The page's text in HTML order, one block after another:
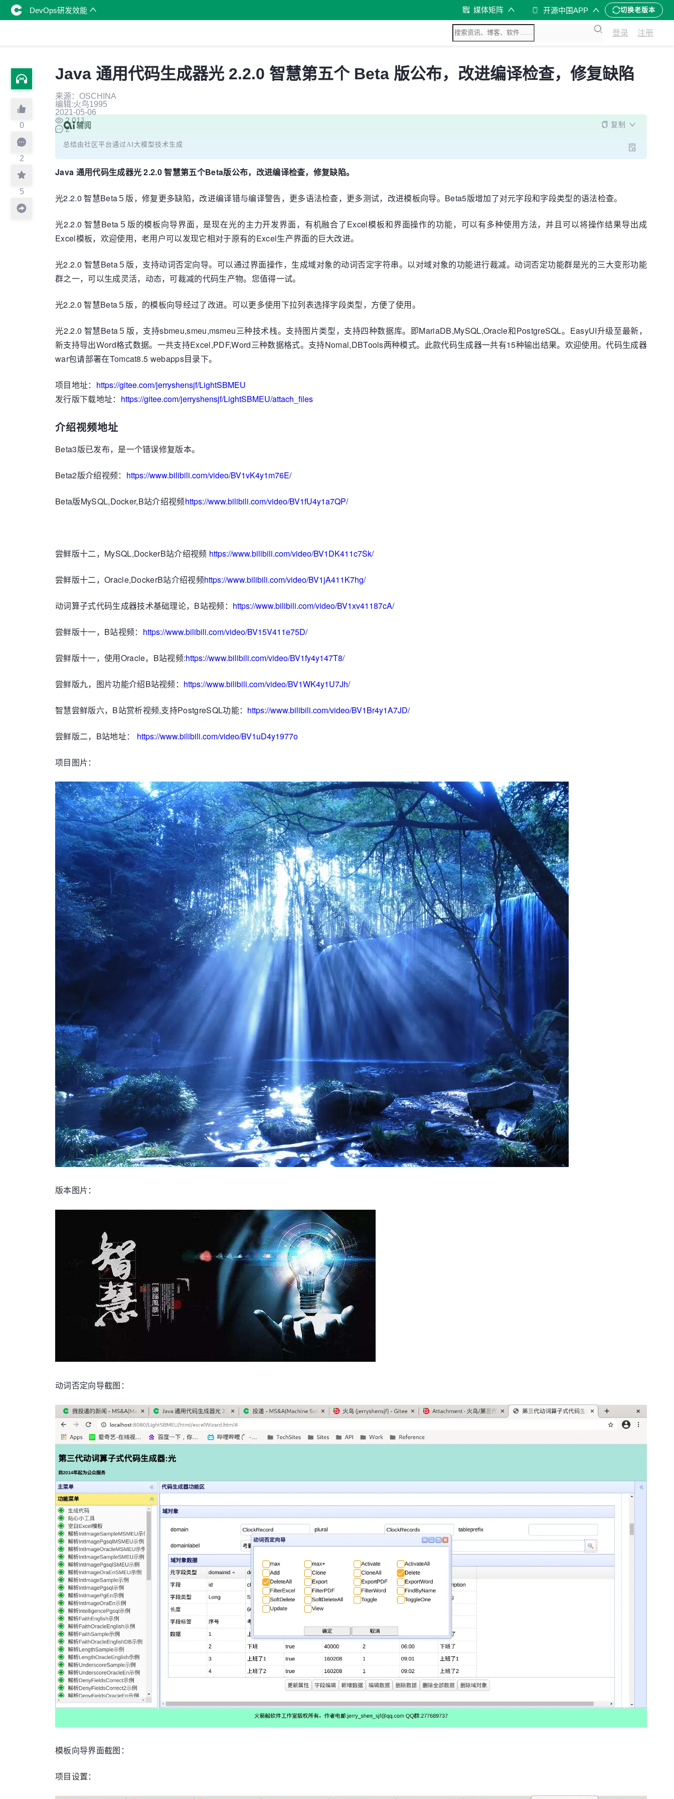
DevOps研发效能 媒体矩阵 开源中国APP 切换老版本
登录 注册
0
2
5
Java 通用代码生成器光 2.2.0 智慧第五个 Beta 版公布，改进编译检查，修复缺陷
来源：OSCHINA
编辑:火鸟1995
2021-05-06
2,011
2
复制
总结由社区平台通过AI大模型技术生成
Java 通用代码生成器光 2.2.0 智慧第五个Beta版公布，改进编译检查，修复缺陷。
光2.2.0 智慧Beta５版，修复更多缺陷，改进编译错与编译警告，更多语法检查，更多测试，改进模板向导。Beta5版增加了对元字段和字段类型的语法检查。
光2.2.0 智慧Beta５版的模板向导界面，是现在光的主力开发界面，有机融合了Excel模板和界面操作的功能，可以有多种使用方法，并且可以将操作结果导出成
Excel模板，欢迎使用，老用户可以发现它相对于原有的Excel生产界面的巨大改进。
光2.2.0 智慧Beta５版，支持动词否定向导。可以通过界面操作，生成域对象的动词否定字符串。以对域对象的功能进行裁减。动词否定功能群是光的三大变形功能
群之一，可以生成灵活，动态，可裁减的代码生产物。您值得一试。
光2.2.0 智慧Beta５版，的模板向导经过了改进。可以更多使用下拉列表选择字段类型，方便了使用。
光2.2.0 智慧Beta５版，支持sbmeu,smeu,msmeu三种技术栈。支持图片类型，支持四种数据库。即MariaDB,MySQL,Oracle和PostgreSQL。EasyUI升级至最新，
新支持导出Ｗord格式数据。一共支持Excel,PDF,Word三种数据格式。支持Nomal,DBTools两种模式。此款代码生成器一共有15种输出结果。欢迎使用。代码生成器
war包请部署在Tomcat8.5 webapps目录下。
项目地址： https://gitee.com/jerryshensjf/LightSBMEU
发行版下载地址： https://gitee.com/jerryshensjf/LightSBMEU/attach_files
介绍视频地址
Beta3版已发布，是一个错误修复版本。
Beta2版介绍视频： https://www.bilibili.com/video/BV1vK4y1m76E/
Beta版MySQL,Docker,B站介绍视频https://www.bilibili.com/video/BV1fU4y1a7QP/
尝鲜版十二，MySQL,DockerB站介绍视频 https://www.bilibili.com/video/BV1DK411c7Sk/
尝鲜版十二，Oracle,DockerB站介绍视频https://www.bilibili.com/video/BV1jA411K7hg/
动词算子式代码生成器技术基础理论，B站视频： https://www.bilibili.com/video/BV1xv41187cA/
尝鲜版十一，B站视频： https://www.bilibili.com/video/BV15V411e75D/
尝鲜版十一，使用Oracle，B站视频:https://www.bilibili.com/video/BV1fy4y147T8/
尝鲜版九，图片功能介绍B站视频： https://www.bilibili.com/video/BV1WK4y1U7Jh/
智慧尝鲜版六，B站赏析视频,支持PostgreSQL功能： https://www.bilibili.com/video/BV1Br4y1A7JD/
尝鲜版二，B站地址： https://www.bilibili.com/video/BV1uD4y1977o
项目图片：
版本图片：
动词否定向导截图：
模板向导界面截图：
项目设置：